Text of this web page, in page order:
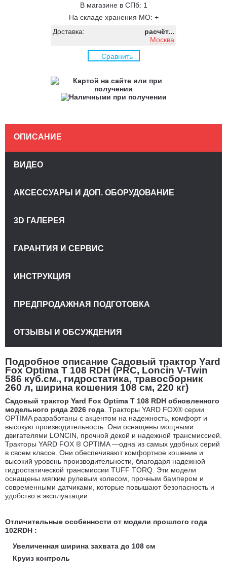
В магазине в СПб: 1
На складе хранения МО: +
Доставка:
расчёт...
Москва
Сравнить
Подробное описание Садовый трактор Yard
Fox Optima T 108 RDH (PRC, Loncin V-Twin
586 куб.см., гидростатика, травосборник
260 л, ширина кошения 108 см, 220 кг)
Садовый трактор Yard Fox Optima T 108 RDH обновленного
модельного ряда 2026 года . Тракторы YARD FOX® серии
OPTIMA разработаны с акцентом на надежность, комфорт и
высокую производительность. Они оснащены мощными
двигателями LONCIN, прочной декой и надежной трансмиссией.
Тракторы YARD FOX ® OPTIMA —одна из самых удобных серий
в своем классе. Они обеспечивают комфортное кошение и
высокий уровень производительности, благодаря надежной
гидростатической трансмиссии TUFF TORQ. Эти модели
оснащены мягким рулевым колесом, прочным бампером и
современными датчиками, которые повышают безопасность и
удобство в эксплуатации.
Отличительные особенности от модели прошлого года
102RDH :
Увеличенная ширина захвата до 108 см
Круиз контроль
ОПИСАНИЕ
ВИДЕО
АКСЕССУАРЫ И ДОП. ОБОРУДОВАНИЕ
3D ГАЛЕРЕЯ
ГАРАНТИЯ И СЕРВИС
ИНСТРУКЦИЯ
ПРЕДПРОДАЖНАЯ ПОДГОТОВКА
ОТЗЫВЫ И ОБСУЖДЕНИЯ